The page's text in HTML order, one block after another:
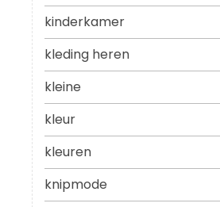
kinderkamer
kleding heren
kleine
kleur
kleuren
knipmode